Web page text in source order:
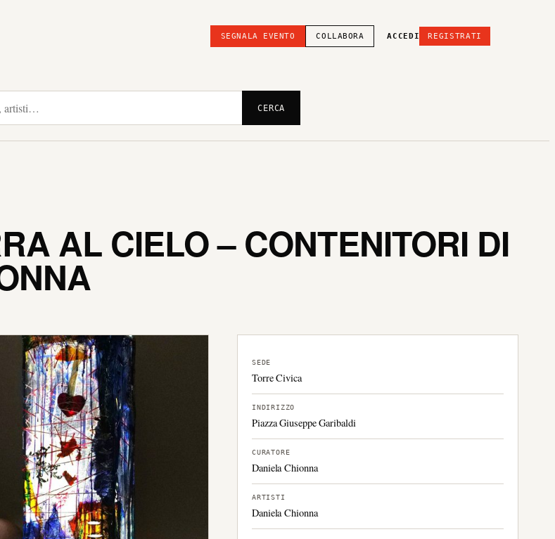
SEGNALA EVENTO COLLABORA ACCEDI REGISTRATI
CERCA
AL CIELO – CONTENITORI DI
SEDE
Torre Civica
INDIRIZZO
Piazza Giuseppe Garibaldi
CURATORE
Daniela Chionna
ARTISTI
Daniela Chionna